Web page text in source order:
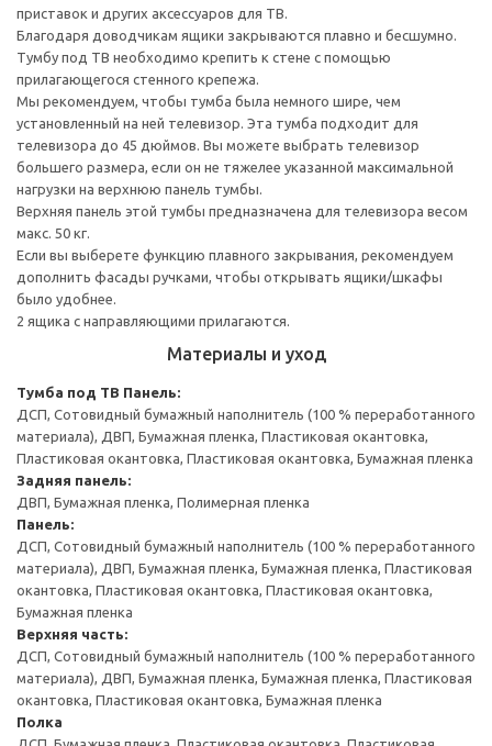
приставок и других аксессуаров для ТВ.
Благодаря доводчикам ящики закрываются плавно и бесшумно.
Тумбу под ТВ необходимо крепить к стене с помощью
прилагающегося стенного крепежа.
Мы рекомендуем, чтобы тумба была немного шире, чем
установленный на ней телевизор. Эта тумба подходит для
телевизора до 45 дюймов. Вы можете выбрать телевизор
большего размера, если он не тяжелее указанной максимальной
нагрузки на верхнюю панель тумбы.
Верхняя панель этой тумбы предназначена для телевизора весом
макс. 50 кг.
Если вы выберете функцию плавного закрывания, рекомендуем
дополнить фасады ручками, чтобы открывать ящики/шкафы
было удобнее.
2 ящика с направляющими прилагаются.
Материалы и уход
Тумба под ТВ Панель:
ДСП, Сотовидный бумажный наполнитель (100 % переработанного
материала), ДВП, Бумажная пленка, Пластиковая окантовка,
Пластиковая окантовка, Пластиковая окантовка, Бумажная пленка
Задняя панель:
ДВП, Бумажная пленка, Полимерная пленка
Панель:
ДСП, Сотовидный бумажный наполнитель (100 % переработанного
материала), ДВП, Бумажная пленка, Бумажная пленка, Пластиковая
окантовка, Пластиковая окантовка, Пластиковая окантовка,
Бумажная пленка
Верхняя часть:
ДСП, Сотовидный бумажный наполнитель (100 % переработанного
материала), ДВП, Бумажная пленка, Бумажная пленка, Пластиковая
окантовка, Пластиковая окантовка, Бумажная пленка
Полка